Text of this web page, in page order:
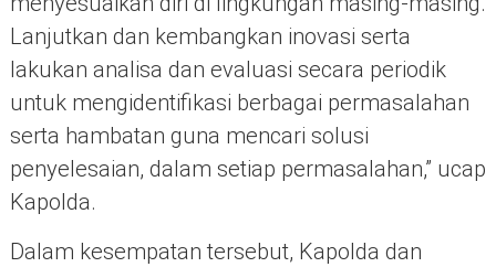
Lanjutkan dan kembangkan inovasi serta
lakukan analisa dan evaluasi secara periodik
untuk mengidentifikasi berbagai permasalahan
serta hambatan guna mencari solusi
penyelesaian, dalam setiap permasalahan,” ucap
Kapolda.
Dalam kesempatan tersebut, Kapolda dan